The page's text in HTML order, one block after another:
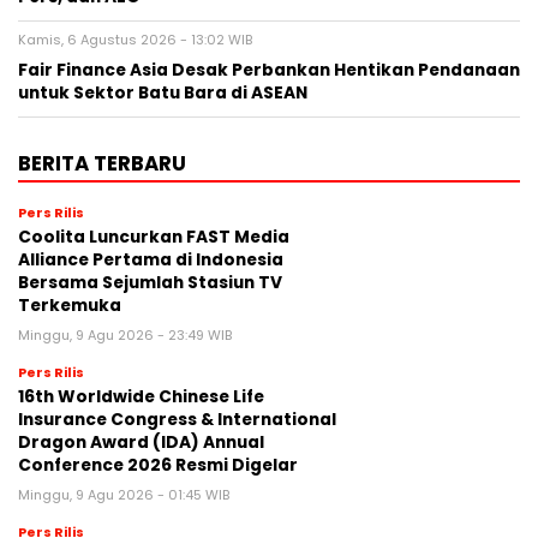
Kamis, 6 Agustus 2026 - 13:02 WIB
Fair Finance Asia Desak Perbankan Hentikan Pendanaan
untuk Sektor Batu Bara di ASEAN
BERITA TERBARU
Pers Rilis
Coolita Luncurkan FAST Media
Alliance Pertama di Indonesia
Bersama Sejumlah Stasiun TV
Terkemuka
Minggu, 9 Agu 2026 - 23:49 WIB
Pers Rilis
16th Worldwide Chinese Life
Insurance Congress & International
Dragon Award (IDA) Annual
Conference 2026 Resmi Digelar
Minggu, 9 Agu 2026 - 01:45 WIB
Pers Rilis